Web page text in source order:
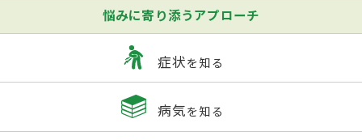
悩みに寄り添うアプローチ
症状を知る
病気を知る